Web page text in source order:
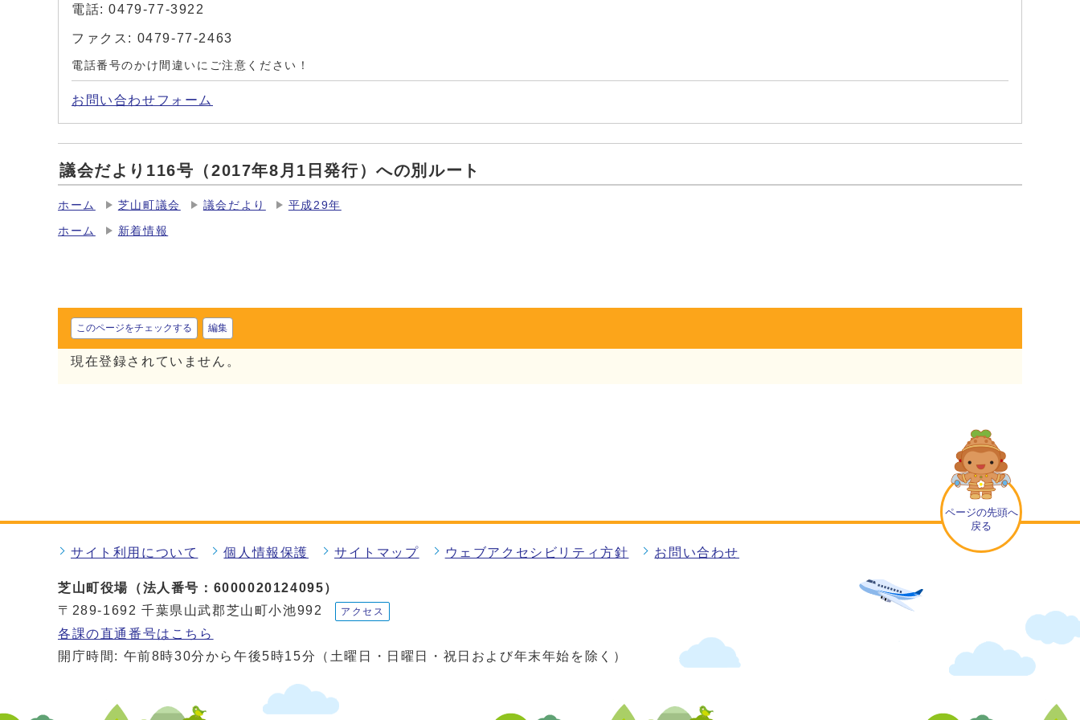
電話: 0479-77-3922
ファクス: 0479-77-2463
電話番号のかけ間違いにご注意ください！
お問い合わせフォーム
議会だより116号（2017年8月1日発行）への別ルート
ホーム 芝山町議会 議会だより 平成29年
ホーム 新着情報
このページをチェックする 編集
現在登録されていません。
ページの先頭へ
戻る
サイト利用について 個人情報保護 サイトマップ ウェブアクセシビリティ方針 お問い合わせ
芝山町役場（法人番号：6000020124095）
〒289-1692 千葉県山武郡芝山町小池992
アクセス
各課の直通番号はこちら
開庁時間: 午前8時30分から午後5時15分（土曜日・日曜日・祝日および年末年始を除く）